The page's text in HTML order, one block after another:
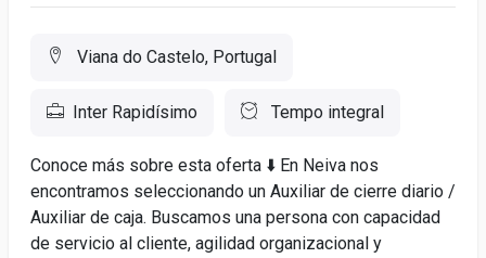
Viana do Castelo, Portugal
Inter Rapidísimo Tempo integral
Conoce más sobre esta oferta ⬇️ En Neiva nos
encontramos seleccionando un Auxiliar de cierre diario /
Auxiliar de caja. Buscamos una persona con capacidad
de servicio al cliente, agilidad organizacional y